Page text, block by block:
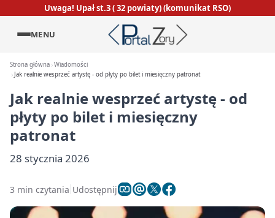
Uwaga! Upał st.3 ( 32 powiaty) (komunikat RSO)
MENU
Strona główna Wiadomości
Jak realnie wesprzeć artystę - od płyty po bilet i miesięczny patronat
Jak realnie wesprzeć artystę - od
płyty po bilet i miesięczny
patronat
28 stycznia 2026
3 min czytania Udostępnij